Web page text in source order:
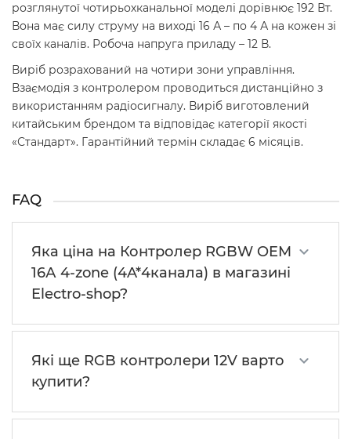
розглянутої чотирьохканальної моделі дорівнює 192 Вт.
Вона має силу струму на виході 16 А – по 4 А на кожен зі
своїх каналів. Робоча напруга приладу – 12 В.
Виріб розрахований на чотири зони управління.
Взаємодія з контролером проводиться дистанційно з
використанням радіосигналу. Виріб виготовлений
китайським брендом та відповідає категорії якості
«Стандарт». Гарантійний термін складає 6 місяців.
FAQ
Яка ціна на Контролер RGBW OEM
16А 4-zone (4A*4канала) в магазині
Electro-shop?
Які ще RGB контролери 12V варто
купити?